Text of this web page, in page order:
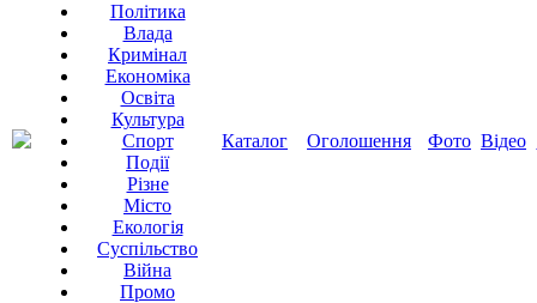
Політика
Влада
Кримінал
Економіка
Освіта
Культура
Спорт
Події
Різне
Місто
Екологія
Суспільство
Війна
Промо
Каталог Оголошення Фото Відео